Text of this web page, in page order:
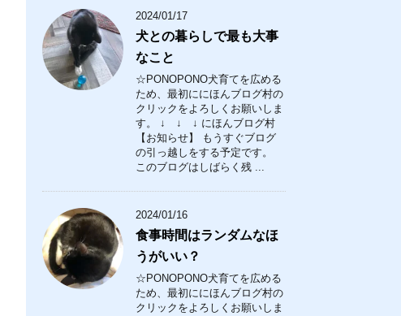
2024/01/17
犬との暮らしで最も大事
なこと
☆PONOPONO犬育てを広める
ため、最初ににほんブログ村の
クリックをよろしくお願いしま
す。 ↓ ↓ ↓ にほんブログ村
【お知らせ】 もうすぐブログ
の引っ越しをする予定です。
このブログはしばらく残 ...
2024/01/16
食事時間はランダムなほ
うがいい？
☆PONOPONO犬育てを広める
ため、最初ににほんブログ村の
クリックをよろしくお願いしま